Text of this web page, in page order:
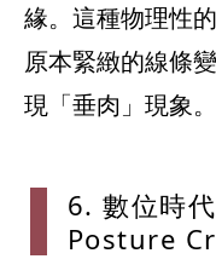
緣。這種物理性
原本緊緻的線條
現「垂肉」現象。
6. 數位時
Posture